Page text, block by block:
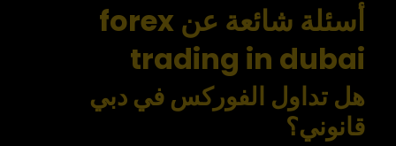
أسئلة شائعة عن forex
trading in dubai
هل تداول الفوركس في دبي
قانوني؟